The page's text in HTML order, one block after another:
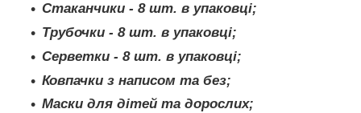
Стаканчики - 8 шт. в упаковці;
Трубочки - 8 шт. в упаковці;
Серветки - 8 шт. в упаковці;
Ковпачки з написом та без;
Маски для дітей та дорослих;